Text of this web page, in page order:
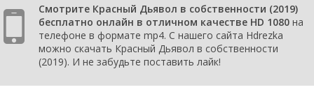
Смотрите Красный Дьявол в собственности (2019)
бесплатно онлайн в отличном качестве HD 1080 на
телефоне в формате mp4. С нашего сайта Hdrezka
можно скачать Красный Дьявол в собственности
(2019). И не забудьте поставить лайк!